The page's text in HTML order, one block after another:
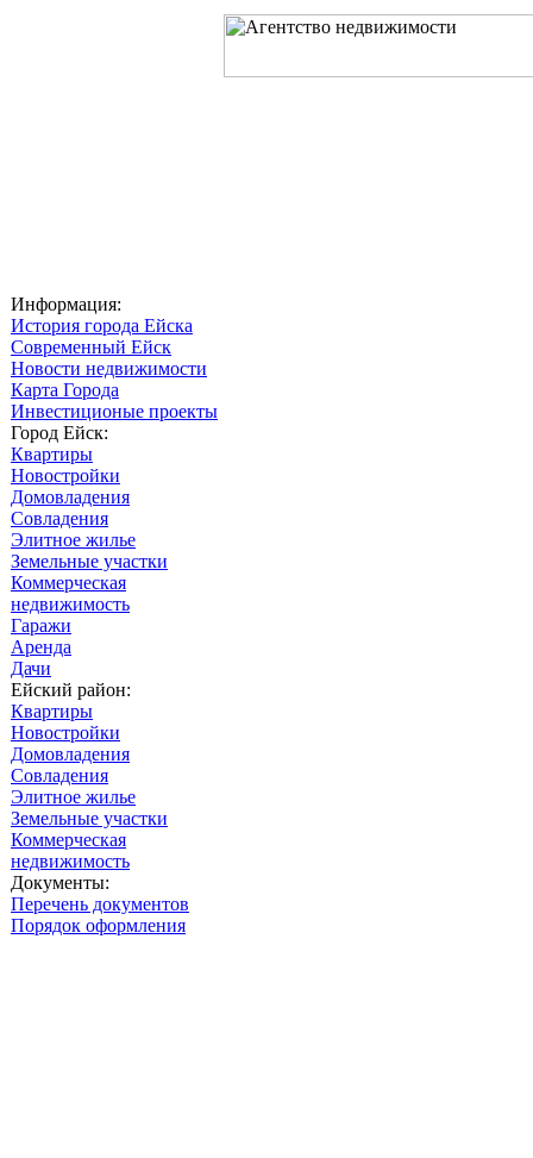
Информация:
История города Ейска
Современный Ейск
Новости недвижимости
Карта Города
Инвестиционые проекты
Город Ейск:
Квартиры
Новостройки
Домовладения
Совладения
Элитное жилье
Земельные участки
Коммерческая
недвижимость
Гаражи
Аренда
Дачи
Ейский район:
Квартиры
Новостройки
Домовладения
Совладения
Элитное жилье
Земельные участки
Коммерческая
недвижимость
Документы:
Перечень документов
Порядок оформления